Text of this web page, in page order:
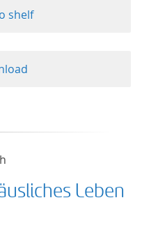
shelf
Leben